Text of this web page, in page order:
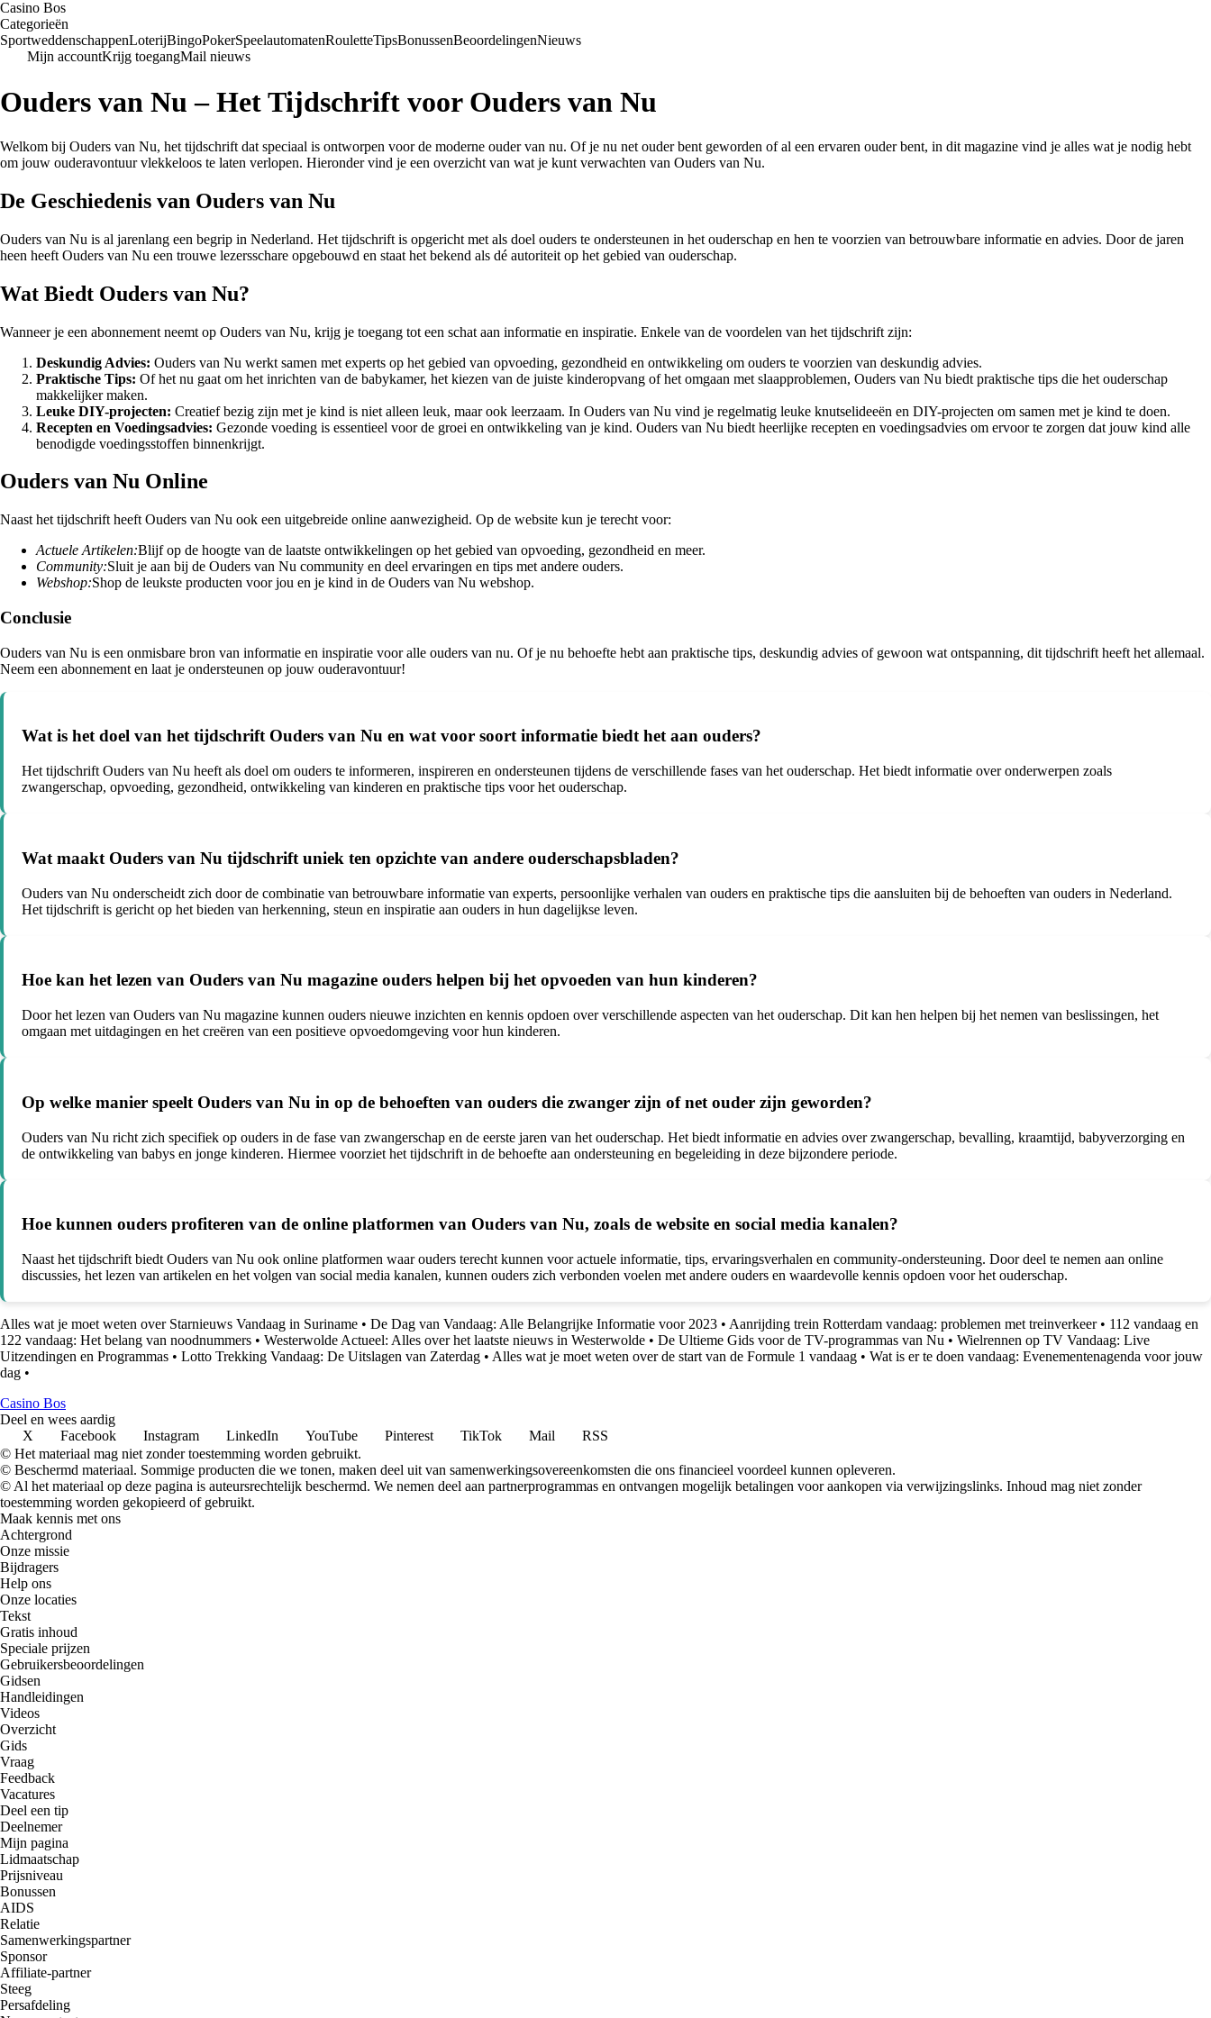
Casino Bos
Categorieën
SportweddenschappenLoterijBingoPokerSpeelautomatenRouletteTipsBonussenBeoordelingenNieuws
Mijn accountKrijg toegangMail nieuws
Ouders van Nu – Het Tijdschrift voor Ouders van Nu
Welkom bij Ouders van Nu, het tijdschrift dat speciaal is ontworpen voor de moderne ouder van nu. Of je nu net ouder bent geworden of al een ervaren ouder bent, in dit magazine vind je alles wat je nodig hebt
om jouw ouderavontuur vlekkeloos te laten verlopen. Hieronder vind je een overzicht van wat je kunt verwachten van Ouders van Nu.
De Geschiedenis van Ouders van Nu
Ouders van Nu is al jarenlang een begrip in Nederland. Het tijdschrift is opgericht met als doel ouders te ondersteunen in het ouderschap en hen te voorzien van betrouwbare informatie en advies. Door de jaren
heen heeft Ouders van Nu een trouwe lezersschare opgebouwd en staat het bekend als dé autoriteit op het gebied van ouderschap.
Wat Biedt Ouders van Nu?
Wanneer je een abonnement neemt op Ouders van Nu, krijg je toegang tot een schat aan informatie en inspiratie. Enkele van de voordelen van het tijdschrift zijn:
Deskundig Advies: Ouders van Nu werkt samen met experts op het gebied van opvoeding, gezondheid en ontwikkeling om ouders te voorzien van deskundig advies.
Praktische Tips: Of het nu gaat om het inrichten van de babykamer, het kiezen van de juiste kinderopvang of het omgaan met slaapproblemen, Ouders van Nu biedt praktische tips die het ouderschap
makkelijker maken.
Leuke DIY-projecten: Creatief bezig zijn met je kind is niet alleen leuk, maar ook leerzaam. In Ouders van Nu vind je regelmatig leuke knutselideeën en DIY-projecten om samen met je kind te doen.
Recepten en Voedingsadvies: Gezonde voeding is essentieel voor de groei en ontwikkeling van je kind. Ouders van Nu biedt heerlijke recepten en voedingsadvies om ervoor te zorgen dat jouw kind alle
benodigde voedingsstoffen binnenkrijgt.
Ouders van Nu Online
Naast het tijdschrift heeft Ouders van Nu ook een uitgebreide online aanwezigheid. Op de website kun je terecht voor:
Actuele Artikelen:Blijf op de hoogte van de laatste ontwikkelingen op het gebied van opvoeding, gezondheid en meer.
Community:Sluit je aan bij de Ouders van Nu community en deel ervaringen en tips met andere ouders.
Webshop:Shop de leukste producten voor jou en je kind in de Ouders van Nu webshop.
Conclusie
Ouders van Nu is een onmisbare bron van informatie en inspiratie voor alle ouders van nu. Of je nu behoefte hebt aan praktische tips, deskundig advies of gewoon wat ontspanning, dit tijdschrift heeft het allemaal.
Neem een abonnement en laat je ondersteunen op jouw ouderavontuur!
Wat is het doel van het tijdschrift Ouders van Nu en wat voor soort informatie biedt het aan ouders?
Het tijdschrift Ouders van Nu heeft als doel om ouders te informeren, inspireren en ondersteunen tijdens de verschillende fases van het ouderschap. Het biedt informatie over onderwerpen zoals
zwangerschap, opvoeding, gezondheid, ontwikkeling van kinderen en praktische tips voor het ouderschap.
Wat maakt Ouders van Nu tijdschrift uniek ten opzichte van andere ouderschapsbladen?
Ouders van Nu onderscheidt zich door de combinatie van betrouwbare informatie van experts, persoonlijke verhalen van ouders en praktische tips die aansluiten bij de behoeften van ouders in Nederland.
Het tijdschrift is gericht op het bieden van herkenning, steun en inspiratie aan ouders in hun dagelijkse leven.
Hoe kan het lezen van Ouders van Nu magazine ouders helpen bij het opvoeden van hun kinderen?
Door het lezen van Ouders van Nu magazine kunnen ouders nieuwe inzichten en kennis opdoen over verschillende aspecten van het ouderschap. Dit kan hen helpen bij het nemen van beslissingen, het
omgaan met uitdagingen en het creëren van een positieve opvoedomgeving voor hun kinderen.
Op welke manier speelt Ouders van Nu in op de behoeften van ouders die zwanger zijn of net ouder zijn geworden?
Ouders van Nu richt zich specifiek op ouders in de fase van zwangerschap en de eerste jaren van het ouderschap. Het biedt informatie en advies over zwangerschap, bevalling, kraamtijd, babyverzorging en
de ontwikkeling van babys en jonge kinderen. Hiermee voorziet het tijdschrift in de behoefte aan ondersteuning en begeleiding in deze bijzondere periode.
Hoe kunnen ouders profiteren van de online platformen van Ouders van Nu, zoals de website en social media kanalen?
Naast het tijdschrift biedt Ouders van Nu ook online platformen waar ouders terecht kunnen voor actuele informatie, tips, ervaringsverhalen en community-ondersteuning. Door deel te nemen aan online
discussies, het lezen van artikelen en het volgen van social media kanalen, kunnen ouders zich verbonden voelen met andere ouders en waardevolle kennis opdoen voor het ouderschap.
Alles wat je moet weten over Starnieuws Vandaag in Suriname • De Dag van Vandaag: Alle Belangrijke Informatie voor 2023 • Aanrijding trein Rotterdam vandaag: problemen met treinverkeer• 112 vandaag en
122 vandaag: Het belang van noodnummers • Westerwolde Actueel: Alles over het laatste nieuws in Westerwolde • De Ultieme Gids voor de TV-programmas van Nu • Wielrennen op TV Vandaag: Live
Uitzendingen en Programmas • Lotto Trekking Vandaag: De Uitslagen van Zaterdag • Alles wat je moet weten over de start van de Formule 1 vandaag • Wat is er te doen vandaag: Evenementenagenda voor jouw
dag •
Casino Bos
Deel en wees aardig
X
Facebook Instagram LinkedIn YouTube Pinterest TikTok Mail
RSS
© Het materiaal mag niet zonder toestemming worden gebruikt.
© Beschermd materiaal. Sommige producten die we tonen, maken deel uit van samenwerkingsovereenkomsten die ons financieel voordeel kunnen opleveren.
© Al het materiaal op deze pagina is auteursrechtelijk beschermd. We nemen deel aan partnerprogrammas en ontvangen mogelijk betalingen voor aankopen via verwijzingslinks. Inhoud mag niet zonder
toestemming worden gekopieerd of gebruikt.
Maak kennis met ons
Achtergrond
Onze missie
Bijdragers
Help ons
Onze locaties
Tekst
Gratis inhoud
Speciale prijzen
Gebruikersbeoordelingen
Gidsen
Handleidingen
Videos
Overzicht
Gids
Vraag
Feedback
Vacatures
Deel een tip
Deelnemer
Mijn pagina
Lidmaatschap
Prijsniveau
Bonussen
AIDS
Relatie
Samenwerkingspartner
Sponsor
Affiliate-partner
Steeg
Persafdeling